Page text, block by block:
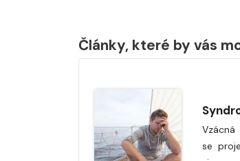
Články, které by vás
se